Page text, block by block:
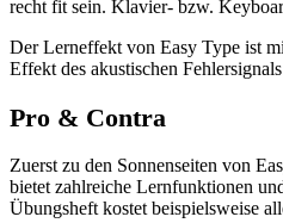
recht fit sein. Klavier- bzw.
Der Lerneffekt von Easy Type ist
Effekt des akustischen
Pro & Contra
Zuerst zu den Sonnenseiten von
bietet zahlreiche Lernfunktionen
Übungsheft kostet beispielsweise